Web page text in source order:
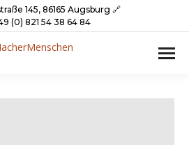
145, 86165 Augsburg 🔗
(0) 821 54 38 64 84